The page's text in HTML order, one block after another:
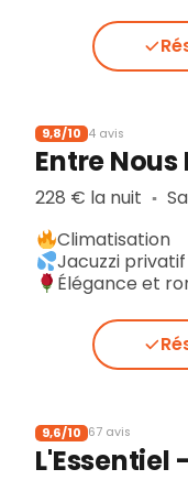
9,8/10 4 avis
Entre Nous
228 € la nuit ▪︎
Climatisation
Jacuzzi privatif
Élégance et
9,6/10 67 avis
L'Essentiel